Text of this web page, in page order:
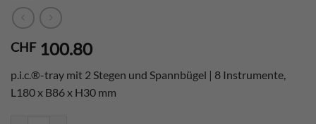
CHF100.80
p.i.c.®-tray mit 2 Stegen und Spannbügel | 8 Instrumente,
L180 x B86 x H30 mm